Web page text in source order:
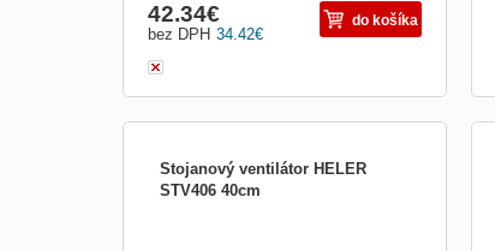
34.42€
bez DPH
42.34€ do košíka
Stojanový ventilátor HELER
STV406 40cm